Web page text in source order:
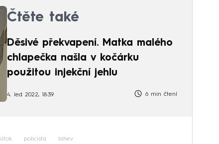
Čtěte také
Děsivé překvapení. Matka malého
chlapečka našla v kočárku
použitou injekční jehlu
4. led 2022, 18:39 6 min čtení
útok policista lahev